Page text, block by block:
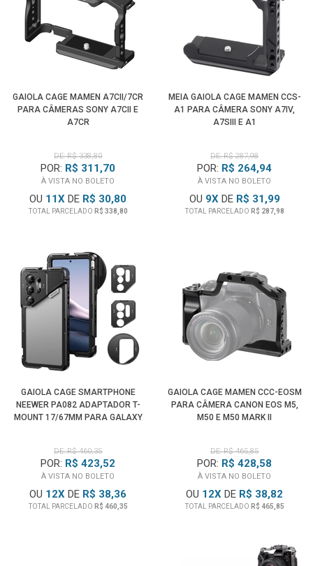
GAIOLA CAGE MAMEN A7CII/7CR
PARA CÂMERAS SONY A7CII E
A7CR
DE: R$ 338,80
POR: R$ 311,70
À VISTA NO BOLETO
OU 11X DE R$ 30,80
TOTAL PARCELADO R$ 338,80
MEIA GAIOLA CAGE MAMEN CCS-
A1 PARA CÂMERA SONY A7IV,
A7SIII E A1
DE: R$ 287,98
POR: R$ 264,94
À VISTA NO BOLETO
OU 9XDE R$ 31,99
TOTAL PARCELADO R$ 287,98
GAIOLA CAGE SMARTPHONE
NEEWER PA082 ADAPTADOR T-
MOUNT 17/67MM PARA GALAXY
DE: R$ 460,35
POR: R$ 423,52
À VISTA NO BOLETO
OU 12X DE R$ 38,36
TOTAL PARCELADO R$ 460,35
GAIOLA CAGE MAMEN CCC-EOSM
PARA CÂMERA CANON EOS M5,
M50 E M50 MARK II
DE: R$ 465,85
POR: R$ 428,58
À VISTA NO BOLETO
OU 12X DE R$ 38,82
TOTAL PARCELADO R$ 465,85